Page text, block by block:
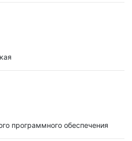
программного обеспечения